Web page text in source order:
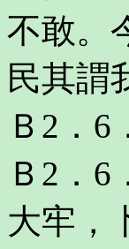
不敢。
民其謂
Ｂ2．
Ｂ2．
大牢，